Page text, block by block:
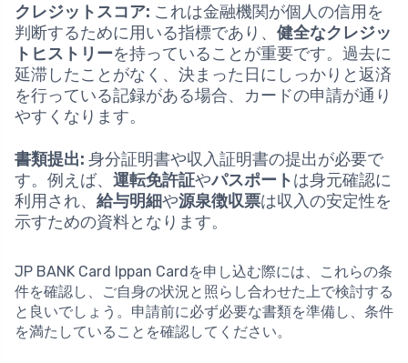
クレジットスコア: これは金融機関が個人の信用を
判断するために用いる指標であり、 健全なクレジッ
トヒストリーを持っていることが重要です。過去に
延滞したことがなく、決まった日にしっかりと返済
を行っている記録がある場合、カードの申請が通り
やすくなります。
書類提出: 身分証明書や収入証明書の提出が必要で
す。例えば、 運転免許証やパスポートは身元確認に
利用され、 給与明細や源泉徴収票は収入の安定性を
示すための資料となります。
JP BANK Card Ippan Cardを申し込む際には、これらの条
件を確認し、ご自身の状況と照らし合わせた上で検討する
と良いでしょう。申請前に必ず必要な書類を準備し、条件
を満たしていることを確認してください。